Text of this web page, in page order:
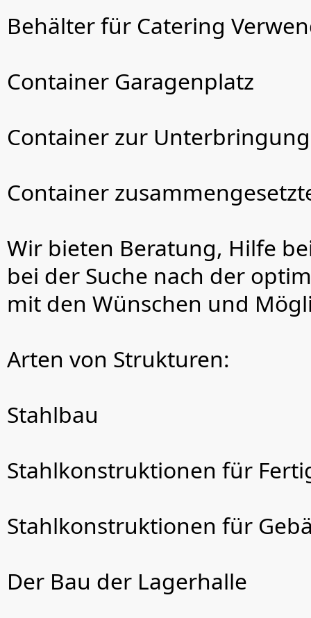
Behälter für Catering
Container Garagenplatz
Container zur
Container
Wir bieten Beratung, Hilfe
bei der Suche nach der
mit den Wünschen und
Arten von Strukturen:
Stahlbau
Stahlkonstruktionen für
Stahlkonstruktionen für
Der Bau der Lagerhalle